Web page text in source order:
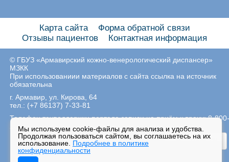
Карта сайта
Форма обратной связи
Отзывы пациентов
Контактная информация
© ГБУЗ «Армавирский кожно-венерологический диспансер»
МЗКК
При использованиии материалов с сайта ссылка на источник
обязательна
г. Армавир, ул. Кирова, 64
тел.: (+7 86137) 7-33-81
Телефон техподдержки портала записи на приём к врачу: 8-800-
200-03-66
НАВЕРХ
Мы используем cookie-файлы для анализа и удобства.
Продолжая пользоваться сайтом, вы соглашаетесь на их
использование. Подробнее в политике
конфиденциальности